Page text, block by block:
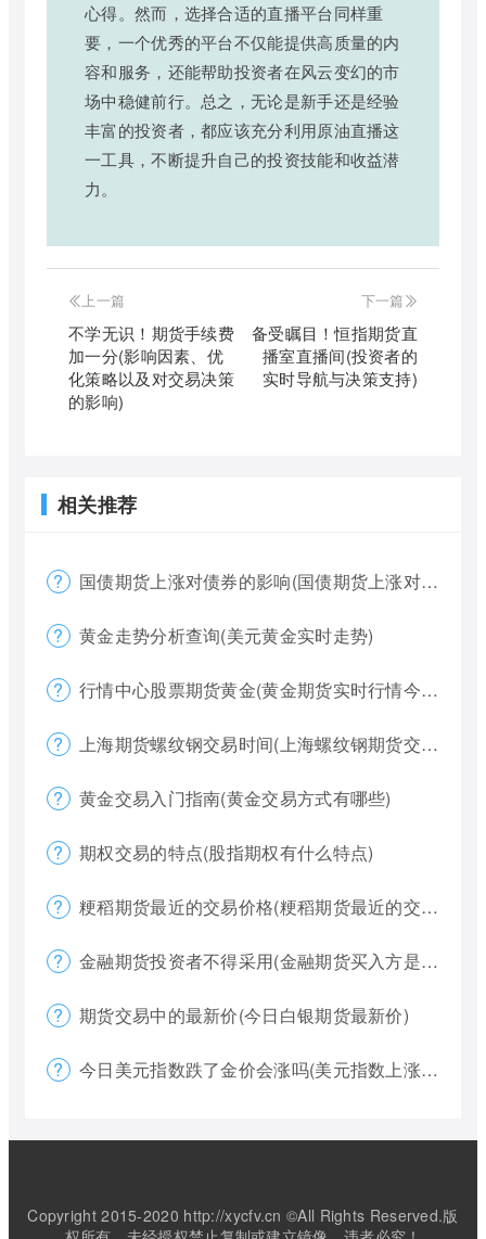
心得。然而，选择合适的直播平台同样重
要，一个优秀的平台不仅能提供高质量的内
容和服务，还能帮助投资者在风云变幻的市
场中稳健前行。总之，无论是新手还是经验
丰富的投资者，都应该充分利用原油直播这
一工具，不断提升自己的投资技能和收益潜
力。
上一篇
不学无识！期货手续费
加一分(影响因素、优
化策略以及对交易决策
的影响)
下一篇
备受瞩目！恒指期货直
播室直播间(投资者的
实时导航与决策支持)
相关推荐
国债期货上涨对债券的影响(国债期货上涨对债券的影响大吗)
黄金走势分析查询(美元黄金实时走势)
行情中心股票期货黄金(黄金期货实时行情今天)
上海期货螺纹钢交易时间(上海螺纹钢期货交割)
黄金交易入门指南(黄金交易方式有哪些)
期权交易的特点(股指期权有什么特点)
粳稻期货最近的交易价格(粳稻期货最近的交易价格是什么)
金融期货投资者不得采用(金融期货买入方是否有履约权利)
期货交易中的最新价(今日白银期货最新价)
今日美元指数跌了金价会涨吗(美元指数上涨金价下跌)
Copyright 2015-2020 http://xycfv.cn ©All Rights Reserved.版